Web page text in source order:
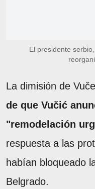
El presidente
La dimisión de
de que Vučić
"remodelación
respuesta a las
habían bloqueado
Belgrado.